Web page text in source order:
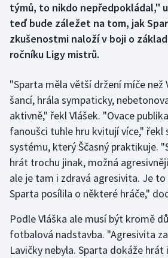
Florbal
Futsal
Gymnastika
Házená
Jezdectví
Judo
Krasobruslení
Lezení
týmů, to nikdo nepředpokládal,"
teď bude záležet na tom, jak
zkušenostmi naloží v boji o
ročníku Ligy mistrů.
"Sparta měla větší držení míče než
šancí, hrála sympaticky,
aktivně," řekl Vlášek. "Ovace
fanoušci tuhle hru kvitují více," řekl
systému, který Ščasný praktikuje.
hrát trochu jinak, možná
ale je tam i zdravá agresivita. Je
Sparta posílila o některé hráče,"
Podle Vláška ale musí být kromě
fotbalová nadstavba. "Agresivita
Lavičky nebyla. Sparta dokáže